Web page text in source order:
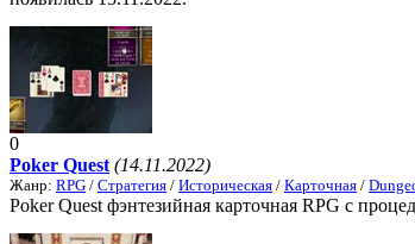
0
Poker Quest (14.11.2022)
Жанр: RPG / Стратегия / Историческая / Карточная /
Poker Quest фэнтезийная карточная RPG с